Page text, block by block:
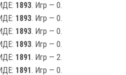
1893. Игр — 0.
1893. Игр — 0.
1893. Игр — 0.
1893. Игр — 0.
1891. Игр — 2.
1891. Игр — 0.